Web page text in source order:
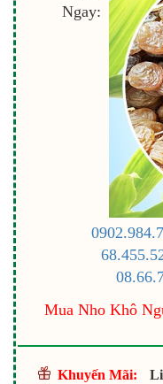
Ngay:
Mua Nho Khô
Khuyến Mãi: